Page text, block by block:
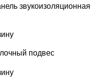
звукоизоляционная
подвес